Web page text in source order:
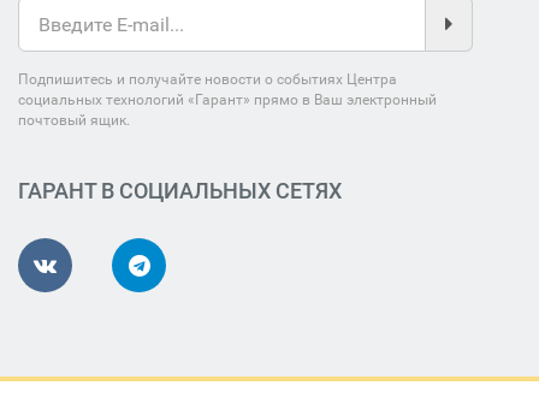
Подпишитесь и получайте новости о событиях Центра
социальных технологий «Гарант» прямо в Ваш электронный
почтовый ящик.
ГАРАНТ В СОЦИАЛЬНЫХ СЕТЯХ